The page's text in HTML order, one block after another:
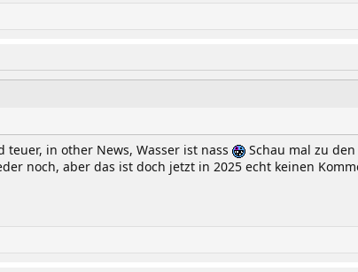
teuer, in other News, Wasser ist nass
Schau mal zu
noch, aber das ist doch jetzt in 2025 echt keinen